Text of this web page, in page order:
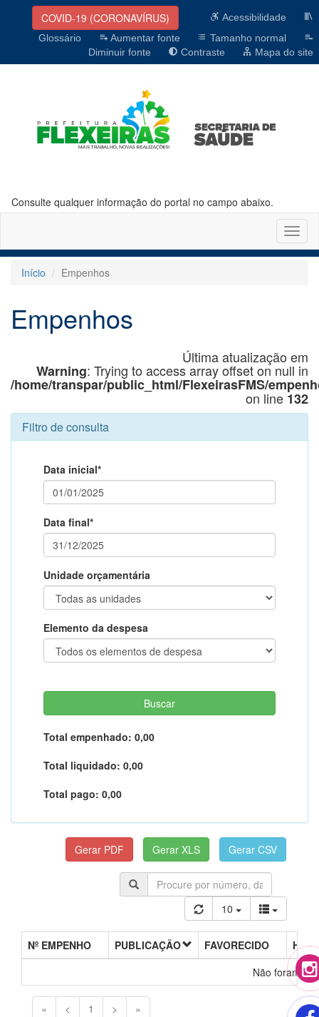
COVID-19 (CORONAVÍRUS)
Acessibilidade
Glossário
Aumentar fonte
Tamanho normal
Diminuir fonte
Contraste Mapa do site
Consulte qualquer informação do portal no campo abaixo.
Início
Empenhos
Empenhos
Última atualização em
Warning: Trying to access array offset on null in
/home/transpar/public_html/FlexeirasFMS/
on line 132
Filtro de consulta
Data inicial*
Data final*
Unidade orçamentária
Elemento da despesa
Total empenhado: 0,00
Total liquidado: 0,00
Total pago: 0,00
10
Nº EMPENHO PUBLICAÇÃO FAVORECIDO
Não foram
« < 1 >
»